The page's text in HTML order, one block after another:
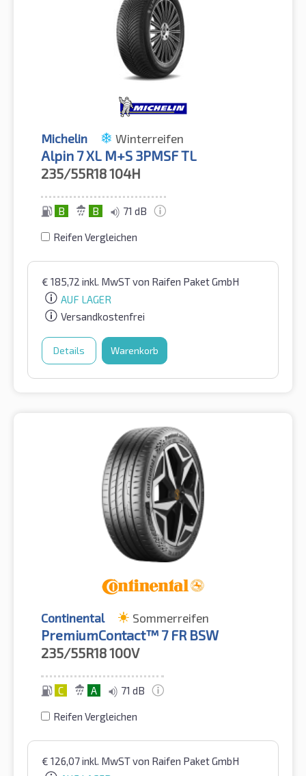
Michelin Winterreifen
Alpin 7 XL M+S 3PMSF TL
235/55R18104H
B B 71 dB
Reifen Vergleichen
€ 185,72 inkl. MwSTvon Raifen Paket GmbH
AUF LAGER
Versandkostenfrei
Details Warenkorb
Continental Sommerreifen
PremiumContact™ 7 FR BSW
235/55R18100V
C A 71 dB
Reifen Vergleichen
€ 126,07inkl. MwSTvon Raifen Paket GmbH